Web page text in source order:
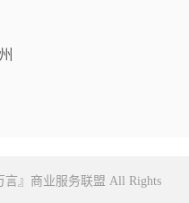
言』商业服务联盟 All Rights